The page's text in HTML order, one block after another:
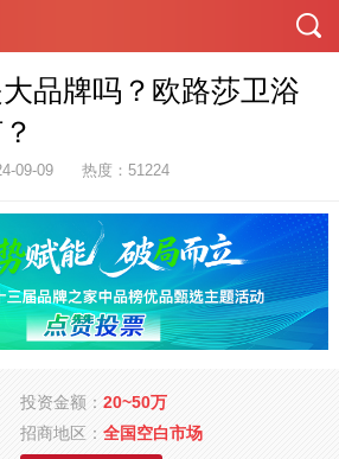
品牌吗？欧路莎卫浴
09-09 热度：51224
投资金额：20~50万
招商地区：全国空白市场